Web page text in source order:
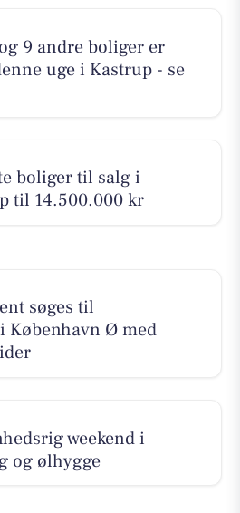
9 andre boliger er
uge i Kastrup - se
boliger til salg i
til 14.500.000 kr
søges til
København Ø med
weekend i
og ølhygge